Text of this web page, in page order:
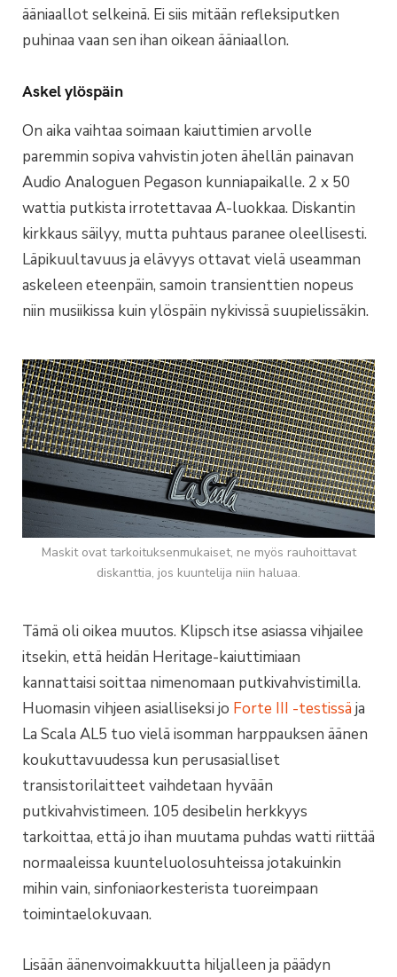
ääniaallot selkeinä. Ei siis mitään refleksiputken
puhinaa vaan sen ihan oikean ääniaallon.
Askel ylöspäin
On aika vaihtaa soimaan kaiuttimien arvolle
paremmin sopiva vahvistin joten ähellän painavan
Audio Analoguen Pegason kunniapaikalle. 2 x 50
wattia putkista irrotettavaa A-luokkaa. Diskantin
kirkkaus säilyy, mutta puhtaus paranee oleellisesti.
Läpikuultavuus ja elävyys ottavat vielä useamman
askeleen eteenpäin, samoin transienttien nopeus
niin musiikissa kuin ylöspäin nykivissä suupielissäkin.
Maskit ovat tarkoituksenmukaiset, ne myös rauhoittavat
diskanttia, jos kuuntelija niin haluaa.
Tämä oli oikea muutos. Klipsch itse asiassa vihjailee
itsekin, että heidän Heritage-kaiuttimiaan
kannattaisi soittaa nimenomaan putkivahvistimilla.
Huomasin vihjeen asialliseksi jo Forte III -testissä ja
La Scala AL5 tuo vielä isomman harppauksen äänen
koukuttavuudessa kun perusasialliset
transistorilaitteet vaihdetaan hyvään
putkivahvistimeen. 105 desibelin herkkyys
tarkoittaa, että jo ihan muutama puhdas watti riittää
normaaleissa kuunteluolosuhteissa jotakuinkin
mihin vain, sinfoniaorkesterista tuoreimpaan
toimintaelokuvaan.
Lisään äänenvoimakkuutta hiljalleen ja päädyn